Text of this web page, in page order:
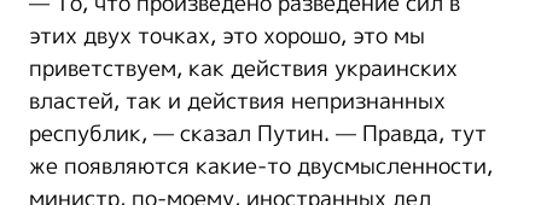
этих двух точках, это хорошо, это мы
приветствуем, как действия украинских
властей, так и действия непризнанных
республик, — сказал Путин. — Правда, тут
же появляются какие-то двусмысленности,
министр, по-моему, иностранных дел